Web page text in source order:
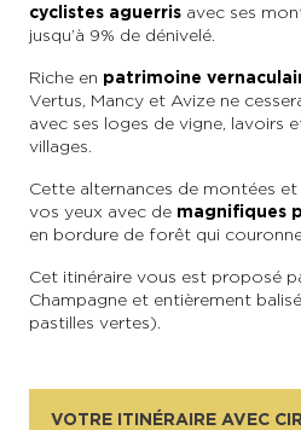
cyclistes aguerris avec ses
jusqu’à 9% de dénivelé.
Riche en patrimoine
Vertus, Mancy et Avize ne
avec ses loges de vigne, lavoirs
villages.
Cette alternances de montées
vos yeux avec de magnifiques
en bordure de forêt qui
Cet itinéraire vous est proposé
Champagne et entièrement
pastilles vertes).
VOTRE ITINÉRAIRE AVEC